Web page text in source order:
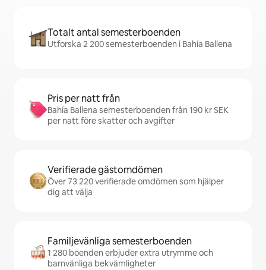
Totalt antal semesterboenden
Utforska 2 200 semesterboenden i Bahía Ballena
Pris per natt från
Bahía Ballena semesterboenden från 190 kr SEK
per natt före skatter och avgifter
Verifierade gästomdömen
Över 73 220 verifierade omdömen som hjälper
dig att välja
Familjevänliga semesterboenden
1 280 boenden erbjuder extra utrymme och
barnvänliga bekvämligheter